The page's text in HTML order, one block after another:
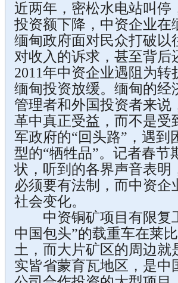
近两年，密松水电站叫停
投资额下降，中资企业在
缅甸政府面对民众打破以
对收入的诉求，甚至背
2011年中资企业遇阻为
缅甸投资放缓。缅甸的经
管理者和外国投资者来说
革中真正受益，而不是受
军政府的“回头路”，遇
型的“牺牲品”。记者春
状，听到的各界声音表明
必须要有法制，而中资
社会变化。
中资铜矿项目有限复工
中国包头”的载重车在莱
土，而大片矿区的周边
实皆省蒙育瓦地区，是